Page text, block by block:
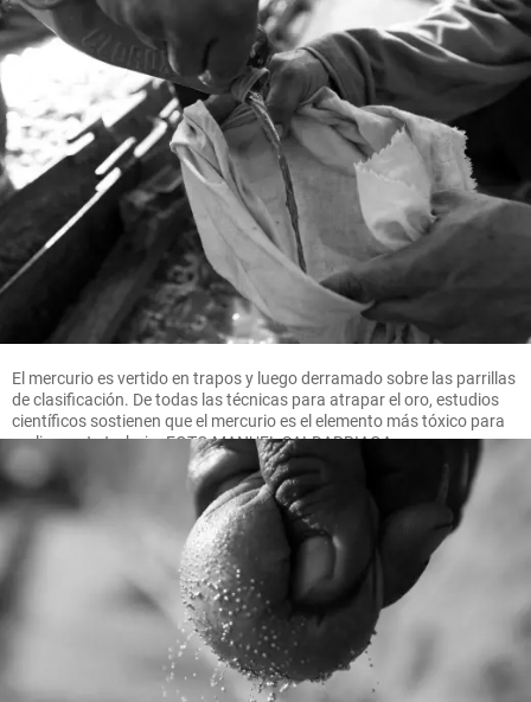
El mercurio es vertido en trapos y luego derramado sobre las parrillas
de clasificación. De todas las técnicas para atrapar el oro, estudios
científicos sostienen que el mercurio es el elemento más tóxico para
realizar este trabajo. FOTO MANUEL SALDARRIAGA